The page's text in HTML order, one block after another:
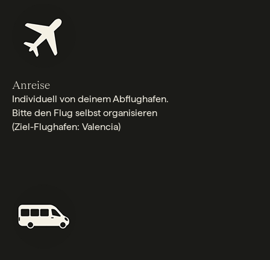
Anreise
Individuell von deinem Abflughafen.
Bitte den Flug selbst organisieren
(Ziel-Flughafen: Valencia)